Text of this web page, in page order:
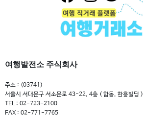
여행발전소 주식회사
주소 : (03741)
서울시 서대문구 서소문로 43-22, 4층 ( 합동, 한흥빌딩 )
TEL : 02-723-2100
FAX : 02-771-7765